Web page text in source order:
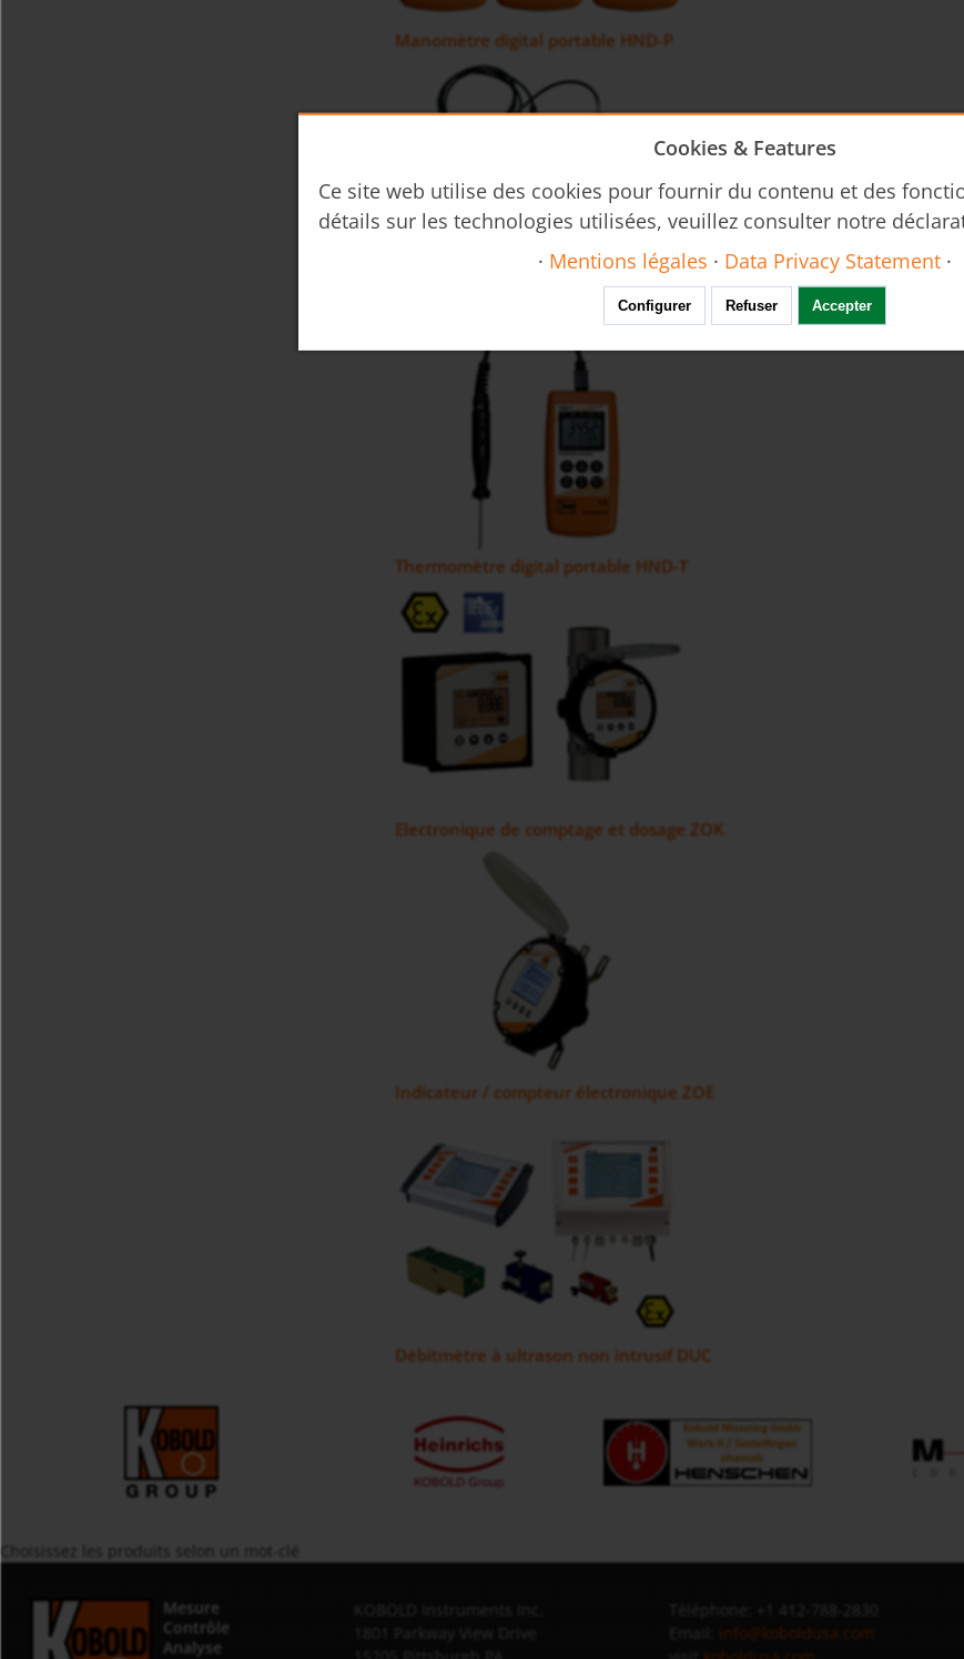
Manomètre digital portable HND-P
pH-mètre (Redox), Thermomètre portable HND-R
Thermomètre digital portable HND-T
Electronique de comptage et dosage ZOK
Indicateur / compteur électronique ZOE
Débitmètre à ultrason non intrusif DUC
Mesure
Contrôle
Analyse
info@koboldusa.com
Cookies & Features
Ce site web utilise des cookies pour fournir du contenu et des
détails sur les technologies utilisées, veuillez consulter notre
· Mentions légales · Data Privacy Statement ·
Configurer Refuser Accepter